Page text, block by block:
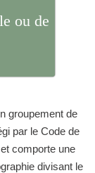
ou de
groupement de
par le Code de
comporte une
divisant le